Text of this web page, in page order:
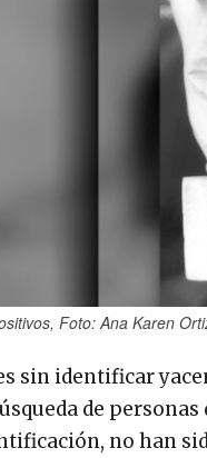
Foto: Ana Karen
sin identificar
de
no han